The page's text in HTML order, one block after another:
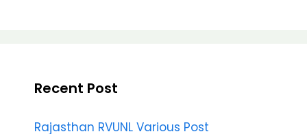
Recent Post
Rajasthan RVUNL Various Post